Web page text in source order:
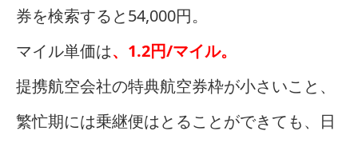
券を検索すると54,000円。
マイル単価は、1.2円/マイル。
提携航空会社の特典航空券枠が小さいこと、
繁忙期には乗継便はとることができても、日